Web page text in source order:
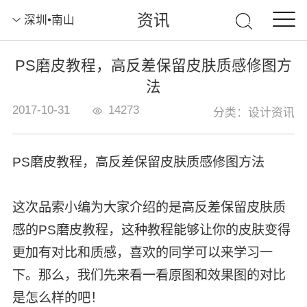
深圳•南山 资讯
PS磨皮教程，高反差保留皮肤质感修图方
法
2017-10-31 14273 分类：设计资讯
PS磨皮教程，高反差保留皮肤质感修图方法
这次品索小编为大家介绍的是高反差保留皮肤质
感的PS磨皮教程，这种教程能够让你的皮肤变得
更加有对比和质感，喜欢的同学可以来学习一
下。那么，我们先来看一看原图和效果图的对比
是怎么样的吧！